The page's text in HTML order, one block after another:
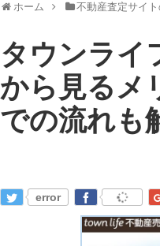
ホーム 不動産査定サイ
タウンライ
から見るメ
での流れも
error